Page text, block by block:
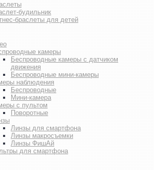
будильник
браслеты для детей
камеры
Беспроводные камеры с датчиком
движения
Беспроводные мини-камеры
наблюдения
Беспроводные
Мини-камера
с пультом
Поворотные
Линзы для смартфона
Линзы макросъемки
Линзы ФишАй
для смартфона